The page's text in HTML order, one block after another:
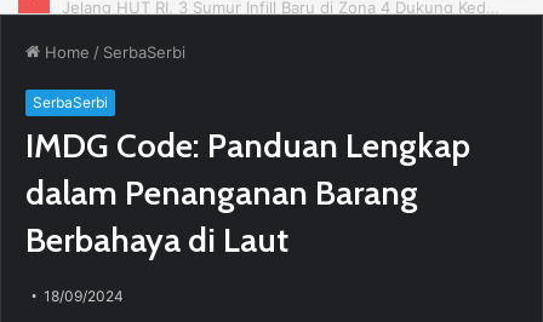
Home / SerbaSerbi
SerbaSerbi
IMDG Code: Panduan Lengkap
dalam Penanganan Barang
Berbahaya di Laut
18/09/2024